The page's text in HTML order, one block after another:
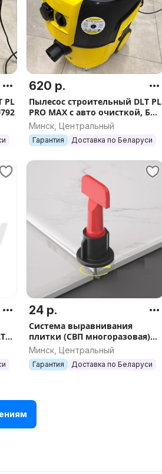
PL
620 р.
Пылесос строительный DLT PL
PRO MAX с авто очисткой, БЕЗ
пульта дистанционного
управления, арт.4311
Минск, Центральный
Гарантия Доставка по Беларуси
24 р.
Система выравнивания
плитки (СВП многоразовая)
DLT 1,5мм, 50шт арт.0961
Минск, Центральный
Гарантия Доставка по Беларуси